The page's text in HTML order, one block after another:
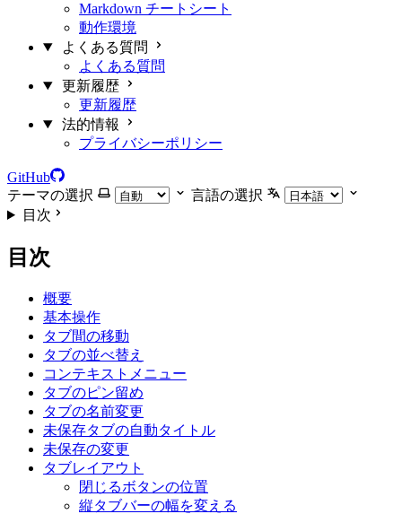
Markdown チートシート
動作環境
よくある質問
よくある質問
更新履歴
更新履歴
法的情報
プライバシーポリシー
GitHub
テーマの選択
言語の選択
目次
目次
概要
基本操作
タブ間の移動
タブの並べ替え
コンテキストメニュー
タブのピン留め
タブの名前変更
未保存タブの自動タイトル
未保存の変更
タブレイアウト
閉じるボタンの位置
縦タブバーの幅を変える